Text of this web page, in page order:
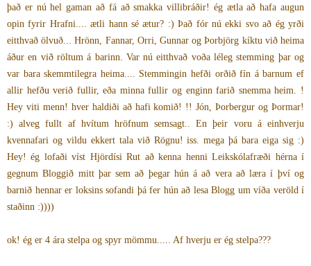
það er nú hel gaman að fá að smakka villibráðir! ég ætla að hafa augun
opin fyrir Hrafni.... ætli hann sé ætur? :) Það fór nú ekki svo að ég yrði
eitthvað ölvuð... Hrönn, Fannar, Orri, Gunnar og Þorbjörg kíktu við heima
áður en við röltum á barinn. Var nú eitthvað voða léleg stemming þar og
var bara skemmtilegra heima.... Stemmingin hefði orðið fín á barnum ef
allir hefðu verið fullir, eða minna fullir og enginn farið snemma heim. !
Hey viti menn! hver haldiði að hafi komið! !! Jón, Þorbergur og Þormar!
:) alveg fullt af hvítum hröfnum semsagt.. En þeir voru á einhverju
kvennafari og vildu ekkert tala við Rögnu! iss. mega þá bara eiga sig :)
Hey! ég lofaði víst Hjördísi Rut að kenna henni Leikskólafræði hérna í
gegnum Bloggið mitt þar sem að þegar hún á að vera að læra í því og
barnið hennar er loksins sofandi þá fer hún að lesa Blogg um víða veröld í
staðinn :))))
ok! ég er 4 ára stelpa og spyr mömmu..... Af hverju er ég stelpa???